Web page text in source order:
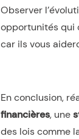
Observer
opportunités qui
car ils vous
En conclusion,
financières, une
des lois comme